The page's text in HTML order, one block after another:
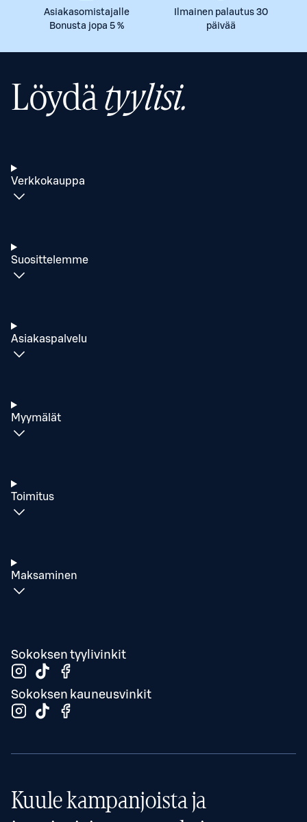
Asiakasomistajalle
Bonusta jopa 5 %
Ilmainen palautus 30
päivää
Löydätyylisi.
Verkkokauppa
Suosittelemme
Asiakaspalvelu
Myymälät
Toimitus
Maksaminen
Sokoksen tyylivinkit
Sokoksen kauneusvinkit
Kuule kampanjoista ja